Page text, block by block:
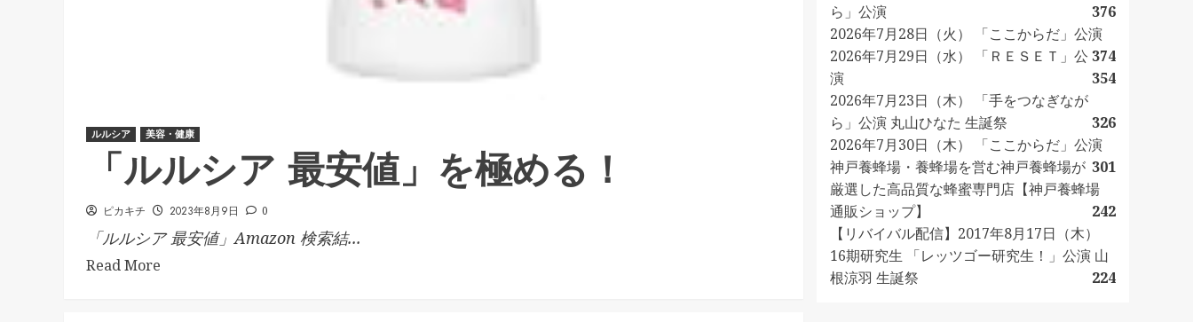
ルルシア 美容・健康
「ルルシア 最安値」を極める！
ピカキチ 2023年8月9日 0
「ルルシア 最安値」Amazon 検索結...
Read More
ら」公演
376
2026年7月28日（火） 「ここからだ」公演
374
2026年7月29日（水） 「ＲＥＳＥＴ」公
演
354
2026年7月23日（木） 「手をつなぎなが
ら」公演 丸山ひなた 生誕祭
326
2026年7月30日（木） 「ここからだ」公演
301
神戸養蜂場・養蜂場を営む神戸養蜂場が
厳選した高品質な蜂蜜専門店【神戸養蜂場
通販ショップ】
242
【リバイバル配信】2017年8月17日（木）
16期研究生 「レッツゴー研究生！」公演 山
根涼羽 生誕祭
224